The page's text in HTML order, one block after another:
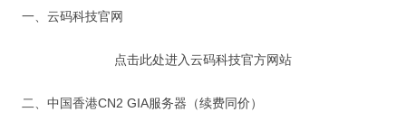
一、云码科技官网
点击此处进入云码科技官方网站
二、中国香港CN2 GIA服务器（续费同价）